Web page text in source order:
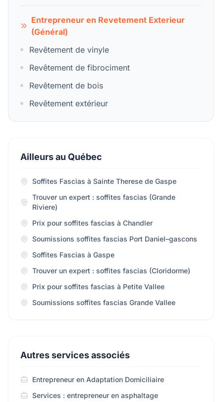
Entrepreneur en Revetement Exterieur
(Général)
Revêtement de vinyle
Revêtement de fibrociment
Revêtement de bois
Revêtement extérieur
Ailleurs au Québec
Soffites Fascias à Sainte Therese de Gaspe
Trouver un expert : soffites fascias (Grande
Riviere)
Prix pour soffites fascias à Chandler
Soumissions soffites fascias Port Daniel–gascons
Soffites Fascias à Gaspe
Trouver un expert : soffites fascias (Cloridorme)
Prix pour soffites fascias à Petite Vallee
Soumissions soffites fascias Grande Vallee
Autres services associés
Entrepreneur en Adaptation Domiciliaire
Services : entrepreneur en asphaltage